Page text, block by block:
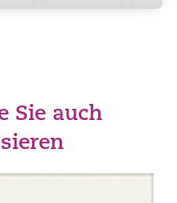
Sie auch